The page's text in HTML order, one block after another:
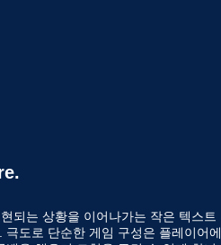
되는 상황을 이어나가는 작은 텍스트
극도로 단순한 게임 구성은 플레이어에